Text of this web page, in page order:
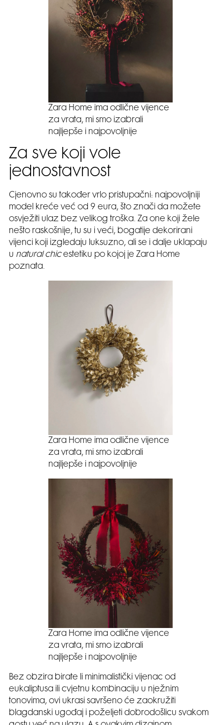
Zara Home ima odlične vijence
za vrata, mi smo izabrali
najljepše i najpovoljnije
Za sve koji vole
jednostavnost
Cjenovno su također vrlo pristupačni: najpovoljniji
model kreće već od 9 eura, što znači da možete
osvježiti ulaz bez velikog troška. Za one koji žele
nešto raskošnije, tu su i veći, bogatije dekorirani
vijenci koji izgledaju luksuzno, ali se i dalje uklapaju
u natural chicestetiku po kojoj je Zara Home
poznata.
Zara Home ima odlične vijence
za vrata, mi smo izabrali
najljepše i najpovoljnije
Zara Home ima odlične vijence
za vrata, mi smo izabrali
najljepše i najpovoljnije
Bez obzira birate li minimalistički vijenac od
eukaliptusa ili cvjetnu kombinaciju u nježnim
tonovima, ovi ukrasi savršeno će zaokružiti
blagdanski ugođaj i poželjeti dobrodošlicu svakom